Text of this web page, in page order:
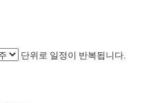
단위로 일정이 반복됩니다.